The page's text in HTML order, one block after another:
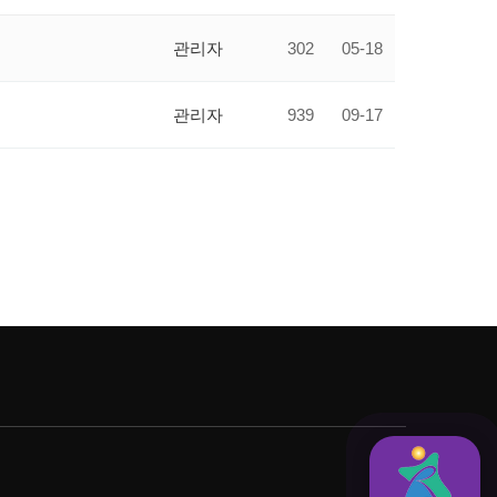
관리자 302 05-18
관리자 939 09-17